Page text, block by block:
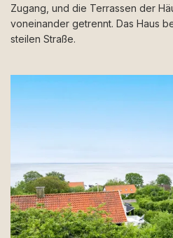
Zugang, und die Terrassen der
voneinander getrennt. Das Haus
steilen Straße.